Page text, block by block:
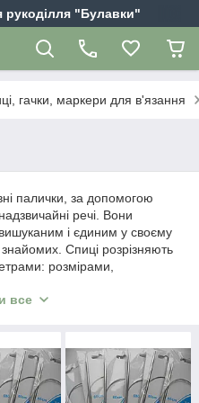
рукоділля "Булавки"
гачки, маркери для в'язання
палички, за допомогою
речі. Вони
і єдиним у своєму
знайомих. Спиці розрізняють
розмірами,
все